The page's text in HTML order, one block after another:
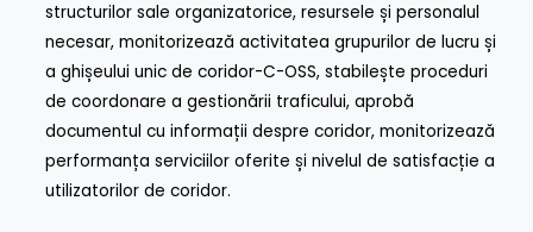
structurilor sale organizatorice, resursele și personalul
necesar, monitorizează activitatea grupurilor de lucru și
a ghișeului unic de coridor-C-OSS, stabilește proceduri
de coordonare a gestionării traficului, aprobă
documentul cu informații despre coridor, monitorizează
performanța serviciilor oferite și nivelul de satisfacție a
utilizatorilor de coridor.